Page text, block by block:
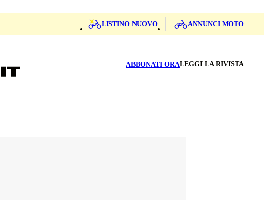
LISTINO NUOVO ANNUNCI MOTO
ABBONATI ORALEGGI LA RIVISTA